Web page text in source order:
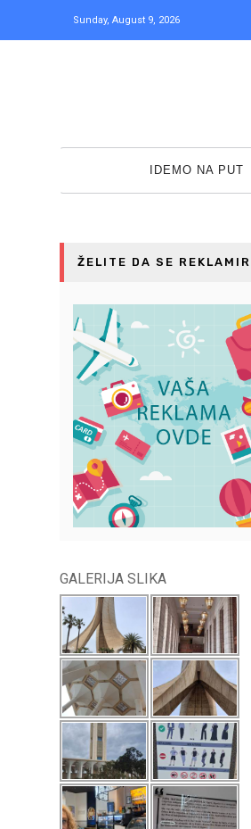
Sunday, August 9, 2026
IDEMO NA PUT
ŽELITE DA SE
GALERIJA SLIKA